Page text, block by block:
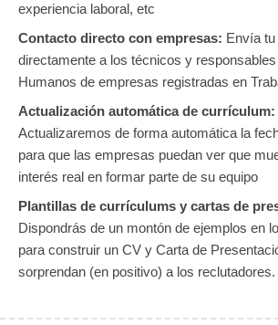
experiencia laboral, etc
Contacto directo con empresas: Envía
directamente a los técnicos y
Humanos de empresas registradas en
Actualización automática de currículum:
Actualizaremos de forma automática la
para que las empresas puedan ver que
interés real en formar parte de su equipo
Plantillas de currículums y cartas de
Dispondrás de un montón de ejemplos en
para construir un CV y Carta de
sorprendan (en positivo) a los reclutadores.